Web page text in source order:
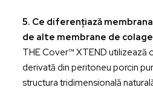
5. Ce diferențiază
de alte membrane de
THE Cover™ XTEND utilizează
derivată din peritoneu porcin
structura tridimensională